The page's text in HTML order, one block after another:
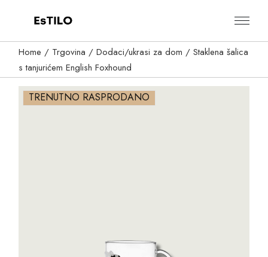
Home Trgovina Dodaci/ukrasi za dom
Staklena šalica
s tanjurićem English Foxhound
TRENUTNO RASPRODANO